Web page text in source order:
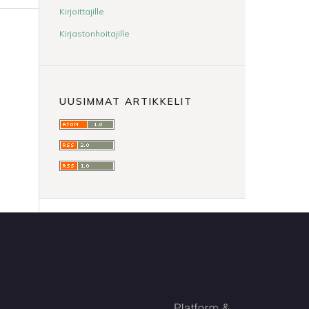
Kirjoittajille
Kirjastonhoitajille
UUSIMMAT ARTIKKELIT